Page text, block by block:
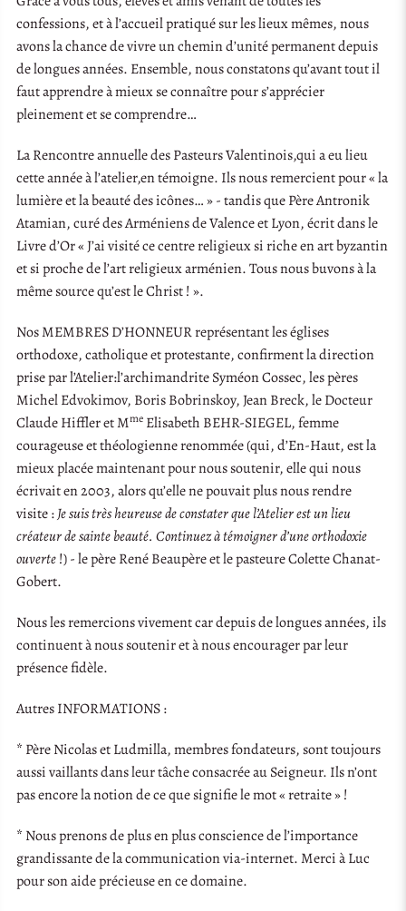
confessions, et à l’accueil pratiqué sur les lieux mêmes, nous
avons la chance de vivre un chemin d’unité permanent depuis
de longues années. Ensemble, nous constatons qu’avant tout il
faut apprendre à mieux se connaître pour s’apprécier
pleinement et se comprendre…
La Rencontre annuelle des Pasteurs Valentinois,qui a eu lieu
cette année à l’atelier,en témoigne. Ils nous remercient pour « la
lumière et la beauté des icônes… » - tandis que Père Antronik
Atamian, curé des Arméniens de Valence et Lyon, écrit dans le
Livre d’Or « J’ai visité ce centre religieux si riche en art byzantin
et si proche de l’art religieux arménien. Tous nous buvons à la
même source qu’est le Christ ! ».
Nos MEMBRES D’HONNEUR représentant les églises
orthodoxe, catholique et protestante, confirment la direction
prise par l’Atelier:l’archimandrite Syméon Cossec, les pères
Michel Edvokimov, Boris Bobrinskoy, Jean Breck, le Docteur
Claude Hiffler et Mme Elisabeth BEHR-SIEGEL, femme
courageuse et théologienne renommée (qui, d’En-Haut, est la
mieux placée maintenant pour nous soutenir, elle qui nous
écrivait en 2003, alors qu’elle ne pouvait plus nous rendre
visite :Je suis très heureuse de constater que l’Atelier est un lieu
créateur de sainte beauté. Continuez à témoigner d’une orthodoxie
ouverte!) - le père René Beaupère et le pasteure Colette Chanat-
Gobert.
Nous les remercions vivement car depuis de longues années, ils
continuent à nous soutenir et à nous encourager par leur
présence fidèle.
Autres INFORMATIONS :
* Père Nicolas et Ludmilla, membres fondateurs, sont toujours
aussi vaillants dans leur tâche consacrée au Seigneur. Ils n’ont
pas encore la notion de ce que signifie le mot « retraite » !
* Nous prenons de plus en plus conscience de l’importance
grandissante de la communication via-internet. Merci à Luc
pour son aide précieuse en ce domaine.